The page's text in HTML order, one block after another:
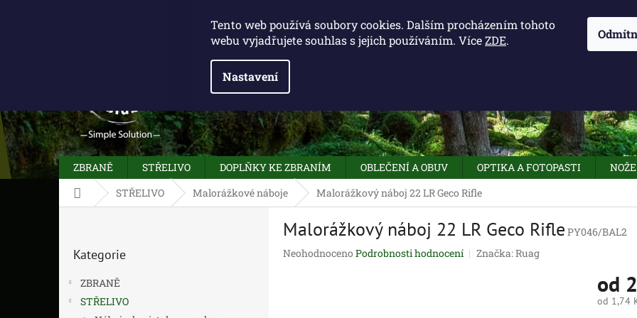
Tento web používá soubory cookies. Dalším procházením tohoto
webu vyjadřujete souhlas s jejich používáním. VíceZDE.
Nastavení
ZBRANĚ STŘELIVO DOPLŇKY KE ZBRANÍM OBLEČENÍ A OBUV OPTIKA A FOTOPASTI NOŽE
Domů STŘELIVO Malorážkové náboje Malorážkový náboj 22 LR Geco Rifle
kategorie
Kategorie
ZBRANĚ
STŘELIVO
Malorážkový náboj 22 LR Geco Rifle PY046/BAL2
Průměrné
Neohodnoceno Podrobnosti hodnocení Značka:Ruag
od
od 1,74